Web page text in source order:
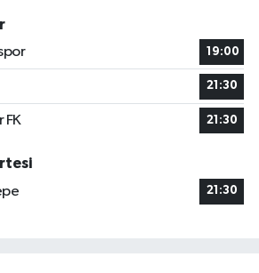
19:00
21:30
FK 21:30
21:30